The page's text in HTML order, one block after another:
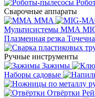
Сварочные аппараты
MMA
Мультисистемы ММА
Плазменная резка
Ручные инструменты
Зажимы
Наборы садовые
Отвёртки